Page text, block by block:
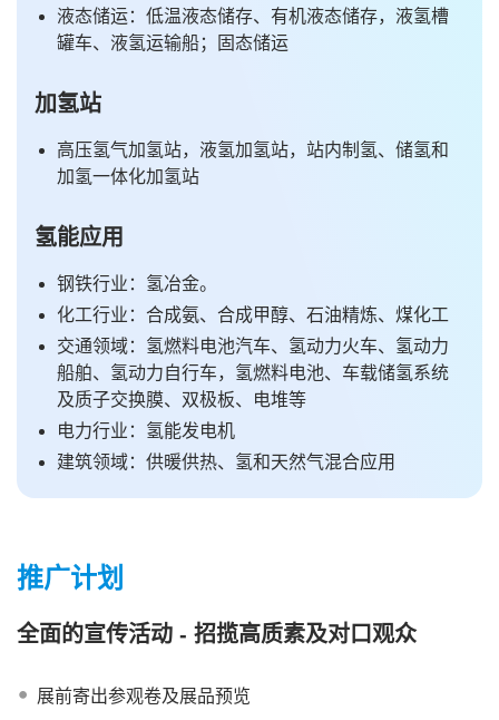
液态储运：低温液态储存、有机液态储存，液氢槽
罐车、液氢运输船；固态储运
加氢站
高压氢气加氢站，液氢加氢站，站内制氢、储氢和
加氢一体化加氢站
氢能应用
钢铁行业：氢冶金。
化工行业：合成氨、合成甲醇、石油精炼、煤化工
交通领域：氢燃料电池汽车、氢动力火车、氢动力
船舶、氢动力自行车，氢燃料电池、车载储氢系统
及质子交换膜、双极板、电堆等
电力行业：氢能发电机
建筑领域：供暖供热、氢和天然气混合应用
推广计划
全面的宣传活动 - 招揽高质素及对口观众
展前寄出参观卷及展品预览